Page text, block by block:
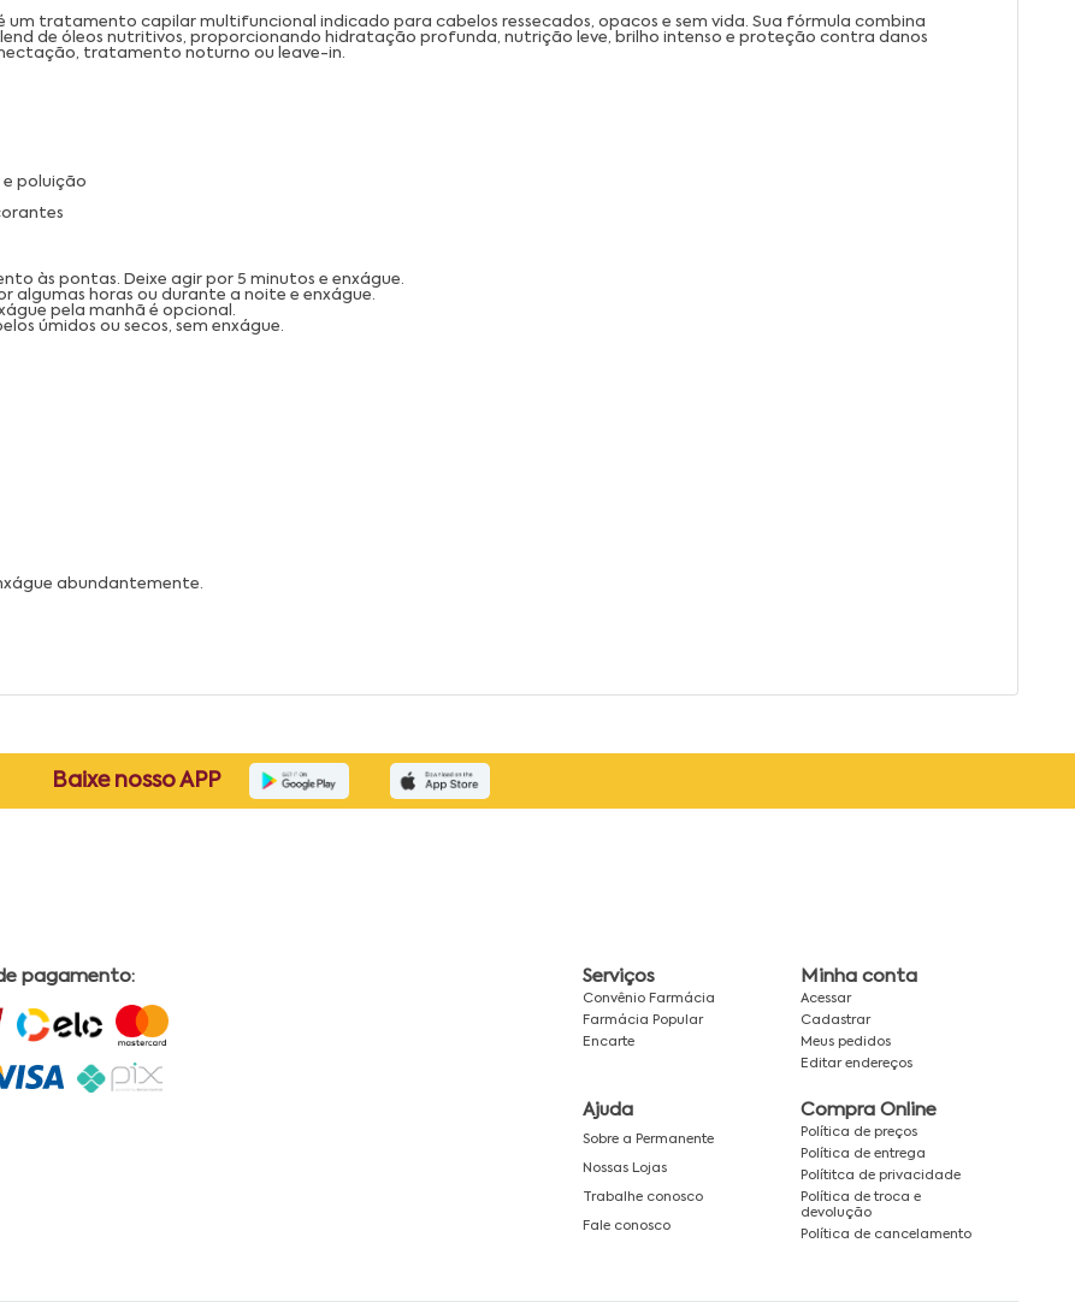
um tratamento capilar multifuncional indicado para cabelos ressecados, opacos e sem vida. Sua fórmula combina
de óleos nutritivos, proporcionando hidratação profunda, nutrição leve, brilho intenso e proteção contra danos
tratamento noturno ou leave-in.
e poluição
às pontas. Deixe agir por 5 minutos e enxágue.
algumas horas ou durante a noite e enxágue.
pela manhã é opcional.
úmidos ou secos, sem enxágue.
abundantemente.
Baixe nosso APP
pagamento: Serviços
Convênio Farmácia
Farmácia Popular
Encarte
Minha conta
Acessar
Cadastrar
Meus pedidos
Editar endereços
Ajuda
Sobre a Permanente
Nossas Lojas
Trabalhe conosco
Fale conosco
Compra Online
Política de preços
Política de entrega
Polítitca de privacidade
Política de troca e
devolução
Política de cancelamento